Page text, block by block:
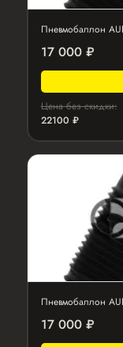
Пневмобаллон
17 000 ₽
Цена без скидки:
22100 ₽
Пневмобаллон
17 000 ₽